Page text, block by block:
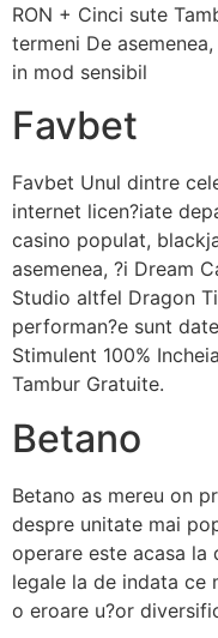
RON + Cinci sute
termeni De
in mod sensibil
Favbet
Favbet Unul dintre
internet licen?iate
casino populat,
asemenea, ?i Dream
Studio altfel Dragon
performan?e sunt
Stimulent 100%
Tambur Gratuite.
Betano
Betano as mereu on
despre unitate mai
operare este acasa
legale la de indata ce
o eroare u?or